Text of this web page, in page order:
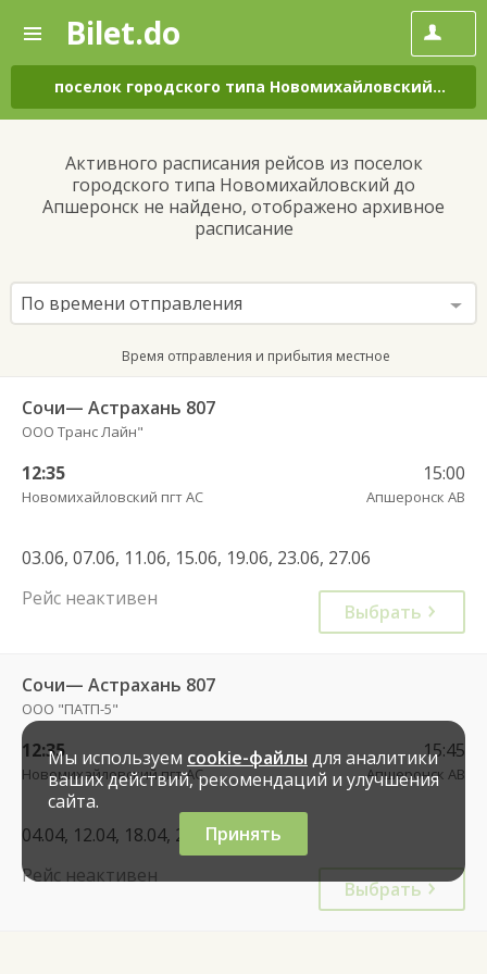
—
Поиск
и
покупка
билетов
автобус
онлайн
Bilet.do
поселок городского типа Новомихайловский
–
Активного расписания рейсов из поселок
городского типа Новомихайловский до
Апшеронск не найдено, отображено архивное
расписание
По времени отправления
Время отправления и прибытия местное
Сочи— Астрахань 807
ООО Транс Лайн"
12:35
Новомихайловский пгт АС
15:00
Апшеронск АВ
03.06, 07.06, 11.06, 15.06, 19.06, 23.06, 27.06
Рейс неактивен
Выбрать
Сочи— Астрахань 807
ООО "ПАТП-5"
12:35
Новомихайловский пгт АС
15:45
Апшеронск АВ
04.04, 12.04, 18.04, 26.04, 02.05
Рейс неактивен
Выбрать
Мы используем cookie-файлы для аналитики
ваших действий, рекомендаций и улучшения
сайта.
Принять